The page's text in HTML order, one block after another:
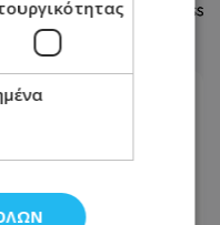
κατέληξαν με